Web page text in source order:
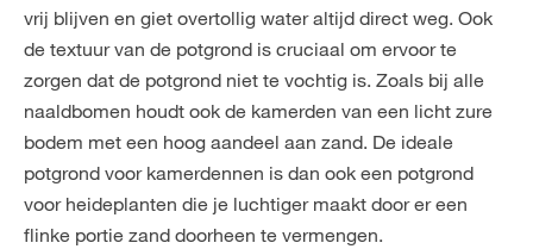
vrij blijven en giet overtollig water altijd direct weg. Ook
de textuur van de potgrond is cruciaal om ervoor te
zorgen dat de potgrond niet te vochtig is. Zoals bij alle
naaldbomen houdt ook de kamerden van een licht zure
bodem met een hoog aandeel aan zand. De ideale
potgrond voor kamerdennen is dan ook een potgrond
voor heideplanten die je luchtiger maakt door er een
flinke portie zand doorheen te vermengen.